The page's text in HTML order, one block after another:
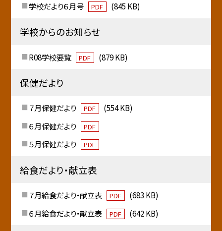
学校だより６月号
PDF (845 KB)
学校からのお知らせ
R08学校要覧 PDF (879 KB)
保健だより
７月保健だより PDF
(554 KB)
６月保健だより
PDF
５月保健だより PDF
給食だより・献立表
７月給食だより・献立表 PDF
(683 KB)
６月給食だより・献立表
PDF (642 KB)